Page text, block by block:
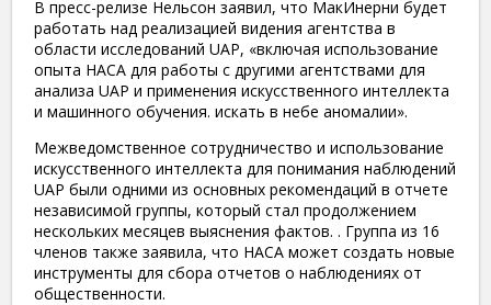
В пресс-релизе Нельсон заявил, что МакИнерни будет
работать над реализацией видения агентства в
области исследований UAP, «включая использование
опыта НАСА для работы с другими агентствами для
анализа UAP и применения искусственного интеллекта
и машинного обучения. искать в небе аномалии».
Межведомственное сотрудничество и использование
искусственного интеллекта для понимания наблюдений
UAP были одними из основных рекомендаций в отчете
независимой группы, который стал продолжением
нескольких месяцев выяснения фактов. . Группа из 16
членов также заявила, что НАСА может создать новые
инструменты для сбора отчетов о наблюдениях от
общественности.